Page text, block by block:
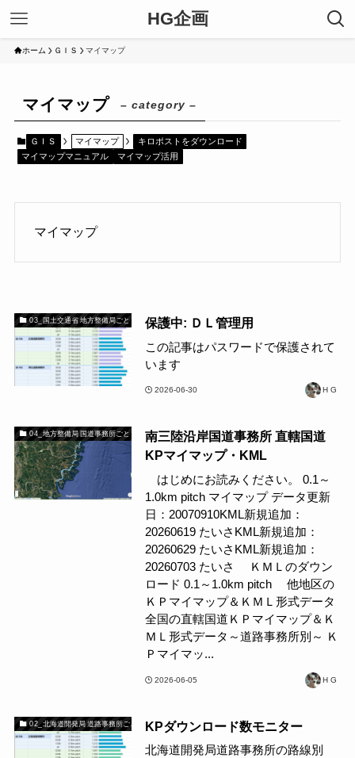
HG企画
ホーム ＧＩＳ マイマップ
マイマップ – category –
ＧＩＳ マイマップ
キロポストをダウンロード
マイマップマニュアル
マイマップ活用
マイマップ
03_国土交通省 地方整備局ごと 保護中: ＤＬ管理用
この記事はパスワードで保護されて
います
2026-06-30 H G
04_地方整備局 国道事務所ごと
南三陸沿岸国道事務所 直轄国道
KPマイマップ・KML
はじめにお読みください。 0.1～
1.0km pitch マイマップ データ更新
日：20070910KML新規追加：
20260619 たいさKML新規追加：
20260629 たいさKML新規追加：
20260703 たいさ ＫＭＬのダウン
ロード 0.1～1.0km pitch 他地区の
ＫＰマイマップ＆ＫＭＬ形式データ
全国の直轄国道ＫＰマイマップ＆Ｋ
ＭＬ形式データ～道路事務所別～ Ｋ
Ｐマイマッ...
2026-06-05 H G
02_北海道開発局 道路事務所ごと KPダウンロード数モニター
北海道開発局道路事務所の路線別